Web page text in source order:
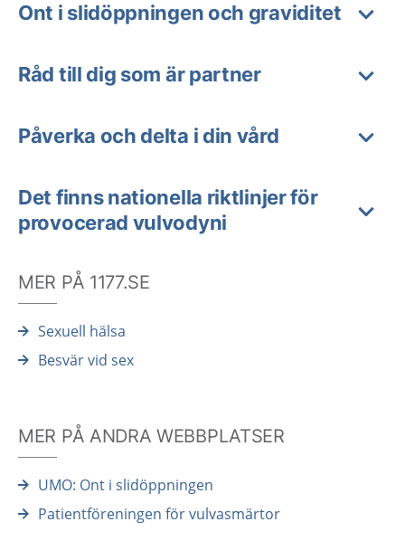
Ont i slidöppningen och graviditet
Råd till dig som är partner
Påverka och delta i din vård
Det finns nationella riktlinjer för
provocerad vulvodyni
MER PÅ 1177.SE
Sexuell hälsa
Besvär vid sex
MER PÅ ANDRA WEBBPLATSER
UMO: Ont i slidöppningen
Patientföreningen för vulvasmärtor